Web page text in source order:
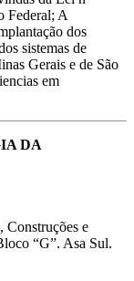
Federal; A
dos
sistemas de
Gerais e de São
em
DA
Construções e
“G”. Asa Sul.